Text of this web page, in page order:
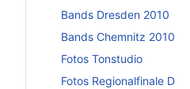
Bands Dresden 2010
Bands Chemnitz 2010
Fotos Tonstudio
Fotos Regionalfinale D